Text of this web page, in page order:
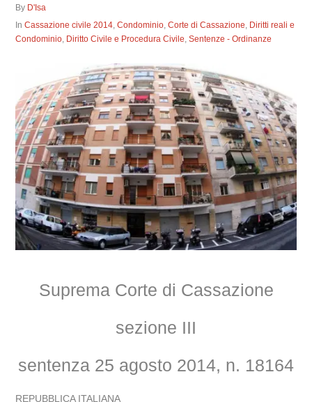
By D'Isa
InCassazione civile 2014,Condominio,Corte di Cassazione, Diritti reali e
Condominio, Diritto Civile e Procedura Civile,Sentenze - Ordinanze
Suprema Corte di Cassazione
sezione III
sentenza 25 agosto 2014, n. 18164
REPUBBLICA ITALIANA